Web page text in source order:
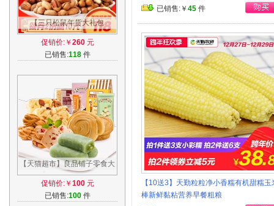
【三只松鼠年货大礼包
1448g】零食坚果组合干果特
产送礼盒8袋 F
促销价:￥ 260元
已销售:118件
【天猫超市】良品铺子零食大
礼包1000g蔓越莓曲奇麻薯麻
花沙琪玛
促销价:￥ 100元
已销售:100件
已销售:￥ 45 件
【10送3】天勤粒粒净小香糯有机甜糯玉
棒新鲜黏粘营养早餐粗粮